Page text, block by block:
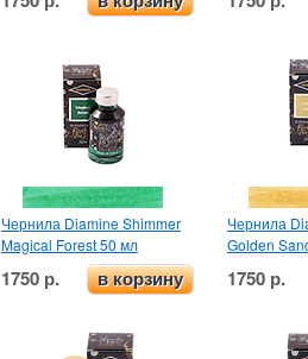
Чернила Diamine Shimmer
Magical Forest 50 мл
1750 р. в корзину
Чернила
Golden
1750 р.